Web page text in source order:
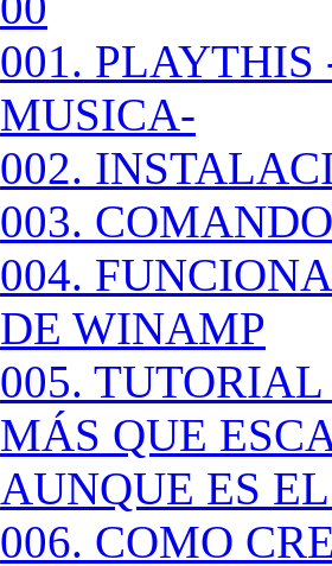
001. PLAYTHIS
MUSICA-
002.
003.
004.
DE WINAMP
005.
MÁS QUE
AUNQUE ES
006. COMO